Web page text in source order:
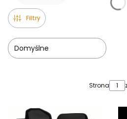
Filtry
Domyślne
Strona